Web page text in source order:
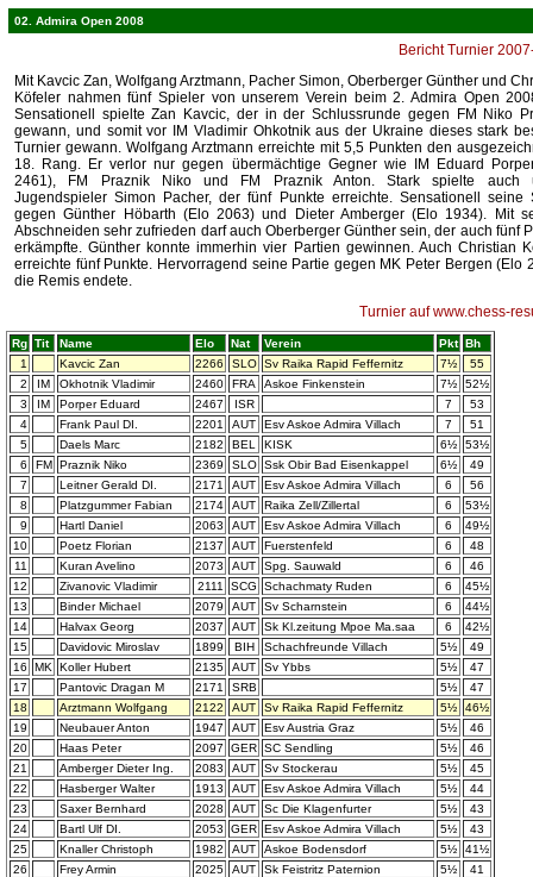
02. Admira Open 2008
Bericht Turnier
Mit Kavcic Zan, Wolfgang Arztmann, Pacher Simon, Oberberger Günther und
Köfeler nahmen fünf Spieler von unserem Verein beim 2. Admira Open
Sensationell spielte Zan Kavcic, der in der Schlussrunde gegen FM Niko
gewann, und somit vor IM Vladimir Ohkotnik aus der Ukraine dieses stark
Turnier gewann. Wolfgang Arztmann erreichte mit 5,5 Punkten den
18. Rang. Er verlor nur gegen übermächtige Gegner wie IM Eduard
2461), FM Praznik Niko und FM Praznik Anton. Stark spielte auch
Jugendspieler Simon Pacher, der fünf Punkte erreichte. Sensationell seine
gegen Günther Höbarth (Elo 2063) und Dieter Amberger (Elo 1934). Mit
Abschneiden sehr zufrieden darf auch Oberberger Günther sein, der auch fünf
erkämpfte. Günther konnte immerhin vier Partien gewinnen. Auch Christian
erreichte fünf Punkte. Hervorragend seine Partie gegen MK Peter Bergen (Elo
die Remis endete.
Turnier auf www.chess-
Rg Tit Name Elo Nat Verein Pkt Bh
1
Kavcic Zan 2266 SLO Sv Raika Rapid Feffernitz 7½
55
2
IM Okhotnik Vladimir 2460 FRA Askoe Finkenstein 7½
52½
3
IM Porper Eduard 2467 ISR 7
53
4
Frank Paul DI. 2201 AUT Esv Askoe Admira Villach 7
51
5
Daels Marc 2182 BEL KISK 6½
53½
6
FM Praznik Niko 2369 SLO Ssk Obir Bad Eisenkappel 6½
49
7
Leitner Gerald DI. 2171 AUT Esv Askoe Admira Villach 6
56
8
Platzgummer Fabian 2174 AUT Raika Zell/Zillertal 6
53½
9
Hartl Daniel 2063 AUT Esv Askoe Admira Villach 6
49½
10
Poetz Florian 2137 AUT Fuerstenfeld 6
48
11
Kuran Avelino 2073 AUT Spg. Sauwald 6
46
12
Zivanovic Vladimir 2111 SCG Schachmaty Ruden 6
45½
13
Binder Michael 2079 AUT Sv Scharnstein 6
44½
14
Halvax Georg 2037 AUT Sk Kl.zeitung Mpoe Ma.saa 6
42½
15
Davidovic Miroslav 1899 BIH Schachfreunde Villach 5½
49
16
MK Koller Hubert 2135 AUT Sv Ybbs 5½
47
17
Pantovic Dragan M 2171 SRB 5½
47
18
Arztmann Wolfgang 2122 AUT Sv Raika Rapid Feffernitz 5½
46½
19
Neubauer Anton 1947 AUT Esv Austria Graz 5½
46
20
Haas Peter 2097 GER SC Sendling 5½
46
21
Amberger Dieter Ing. 2083 AUT Sv Stockerau 5½
45
22
Hasberger Walter 1913 AUT Esv Askoe Admira Villach 5½
44
23
Saxer Bernhard 2028 AUT Sc Die Klagenfurter 5½
43
24
Bartl Ulf DI. 2053 GER Esv Askoe Admira Villach 5½
43
25
Knaller Christoph 1982 AUT Askoe Bodensdorf 5½
41½
26
Frey Armin 2025 AUT Sk Feistritz Paternion 5½
41